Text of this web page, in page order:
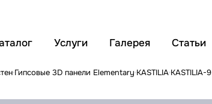
Услуги Галерея Статьи
Гипсовые 3D панели Elementary KASTILIA KASTILIA-9